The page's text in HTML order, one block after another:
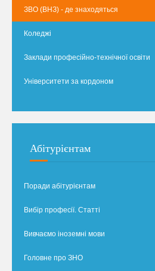
ЗВО (ВНЗ) - де знаходяться
Коледжі
Заклади професійно-технічної освіти
Університети за кордоном
Абітурієнтам
Поради абітурієнтам
Вибір професії. Статті
Вивчаємо іноземні мови
Головне про ЗНО